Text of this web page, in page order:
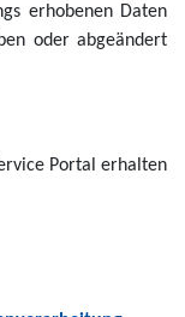
erhobenen Daten
oder abgeändert
Portal erhalten